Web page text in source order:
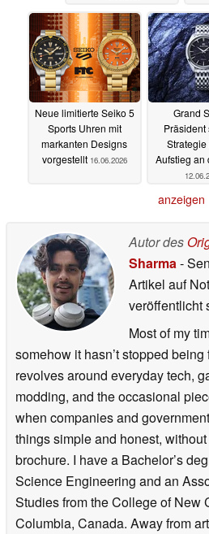
Neue limitierte Seiko 5
Sports Uhren mit
markanten Designs
vorgestellt 16.06.2026
Grand
Präsident
Strategie
Aufstieg an
anzeigen
Autor des
Sharma-
Artikel auf
veröffentlicht
Most of my
somehow it hasn’t stopped
revolves around everyday tech,
modding, and the occasional
when companies and
things simple and honest,
brochure. I have a Bachelor’s
Science Engineering and an
Studies from the College of New
Columbia, Canada. Away from